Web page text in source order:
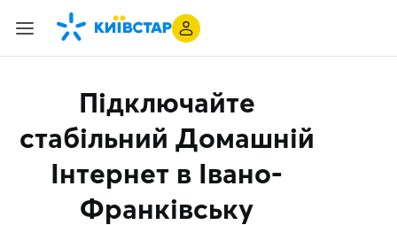
Підключайте
стабільний Домашній
Інтернет в Івано-
Франківську